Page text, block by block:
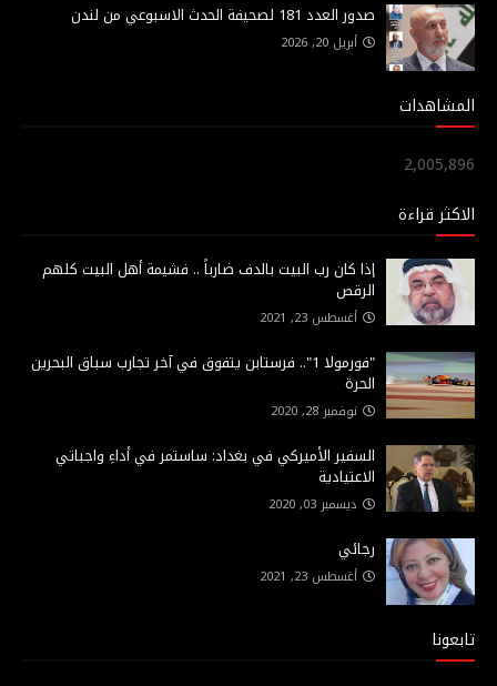
صدور العدد 181 لصحيفة الحدث الاسبوعي من لندن
أبريل 20, 2026
المشاهدات
2,005,896
الاكثر قراءة
إذا كان رب البيت بالدف ضارباً .. فشيمة أهل البيت كلهم
الرقص
أغسطس 23, 2021
"فورمولا 1".. فرستابن يتفوق في آخر تجارب سباق البحرين
الحرة
نوفمبر 28, 2020
السفير الأميركي في بغداد: ساستمر في أداءِ واجباتي
الاعتيادية
ديسمبر 03, 2020
رجائي
أغسطس 23, 2021
تابعونا